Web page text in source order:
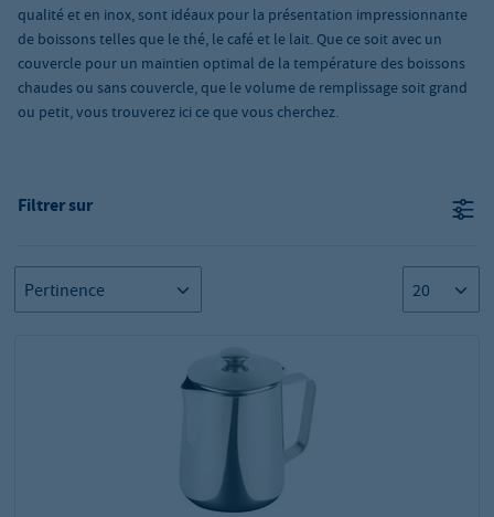
qualité et en inox, sont idéaux pour la présentation impressionnante
de boissons telles que le thé, le café et le lait. Que ce soit avec un
couvercle pour un maintien optimal de la température des boissons
chaudes ou sans couvercle, que le volume de remplissage soit grand
ou petit, vous trouverez ici ce que vous cherchez.
Filtrer sur